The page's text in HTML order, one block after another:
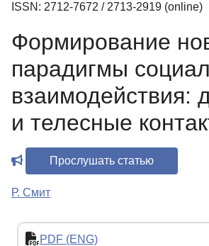
Регистрация
ISSN: 2712-7672 / 2713-2919 (online)
Формирование
парадигмы
взаимодействия:
и телесные
Прослушать статью
Р. Смит
PDF (ENG)